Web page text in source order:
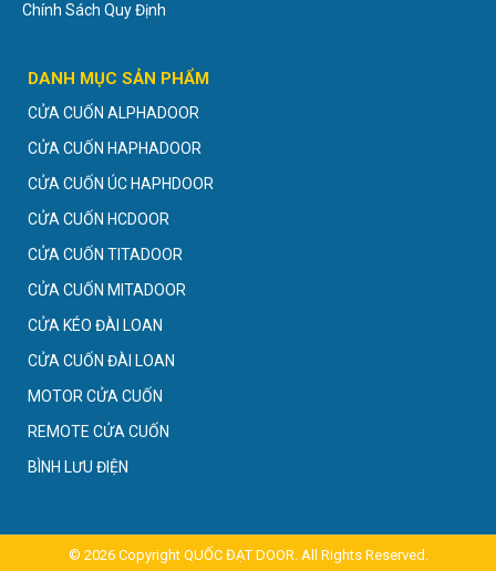
Chính Sách Quy Định
DANH MỤC SẢN PHẨM
CỬA CUỐN ALPHADOOR
CỬA CUỐN HAPHADOOR
CỬA CUỐN ÚC HAPHDOOR
CỬA CUỐN HCDOOR
CỬA CUỐN TITADOOR
CỬA CUỐN MITADOOR
CỬA KÉO ĐÀI LOAN
CỬA CUỐN ĐÀI LOAN
MOTOR CỬA CUỐN
REMOTE CỬA CUỐN
BÌNH LƯU ĐIỆN
© 2026 Copyright QUỐC ĐẠT DOOR. All Rights Reserved .